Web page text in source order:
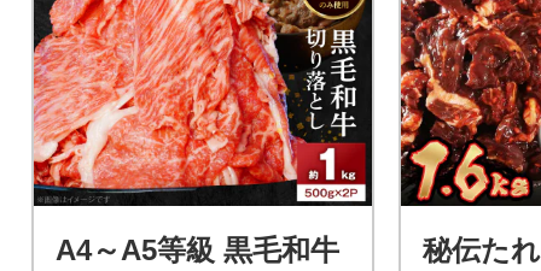
A4～A5等級 黒毛和牛
秘伝た